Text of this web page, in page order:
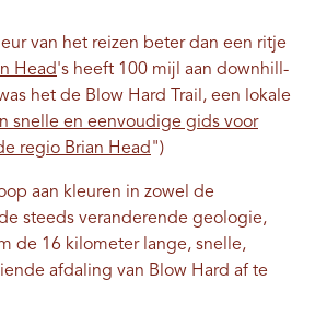
van het reizen beter dan een ritje
Head's heeft 100 mijl aan downhill-
het de Blow Hard Trail, een lokale
snelle en eenvoudige gids voor
regio Brian Head ")
aan kleuren in zowel de
steeds veranderende geologie,
de 16 kilometer lange, snelle,
afdaling van Blow Hard af te